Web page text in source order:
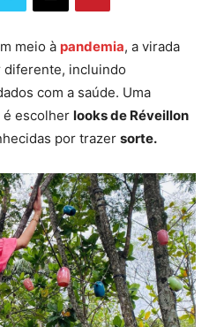
meio à pandemia, a virada
diferente, incluindo
com a saúde. Uma
é escolher looks de Réveillon
por trazer sorte.